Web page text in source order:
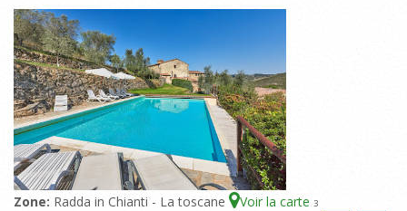
Zone: Radda in Chianti - La toscane Voir la carte 3